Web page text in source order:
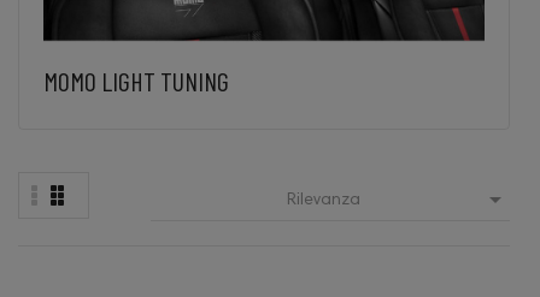
MOMO LIGHT TUNING
Rilevanza 